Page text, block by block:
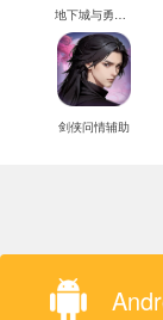
地下城与勇士M辅助
剑侠问情辅助